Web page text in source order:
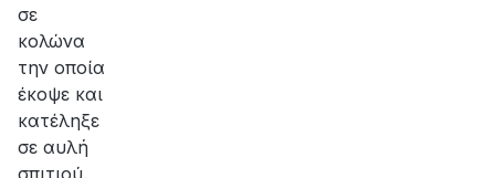
σε
κολώνα
την οποία
έκοψε και
κατέληξε
σε αυλή
σπιτιού.